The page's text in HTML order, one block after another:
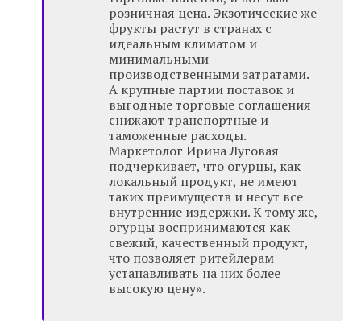
розничная цена. Экзотические же
фрукты растут в странах с
идеальным климатом и
минимальными
производственными затратами.
А крупные партии поставок и
выгодные торговые соглашения
снижают транспортные и
таможенные расходы.
Маркетолог Ирина Луговая
подчеркивает, что огурцы, как
локальный продукт, не имеют
таких преимуществ и несут все
внутренние издержки. К тому же,
огурцы воспринимаются как
свежий, качественный продукт,
что позволяет ритейлерам
устанавливать на них более
высокую цену».